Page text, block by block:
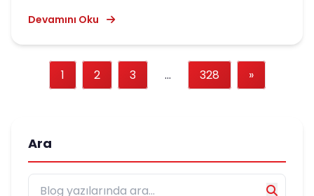
Devamını Oku
1 2 3 ... 328 »
Ara